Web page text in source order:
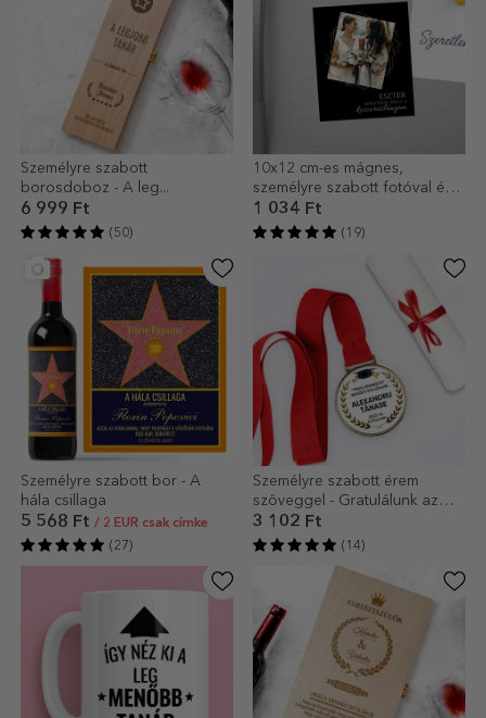
Személyre szabott
borosdoboz - A leg...
6 999 Ft
(50)
10x12 cm-es mágnes,
személyre szabott fotóval és
szöveggel – Köszönöm!
1 034 Ft
(19)
Személyre szabott bor - A
hála csillaga
5 568 Ft / 2 EUR csak címke
(27)
Személyre szabott érem
szöveggel - Gratulálunk az
érettségihez!
3 102 Ft
(14)